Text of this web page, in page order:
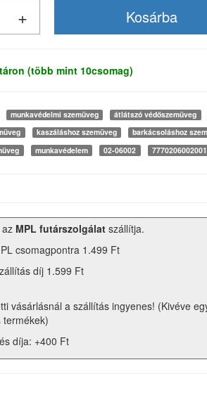
(több mint 10csomag)
munkavédelmi szemüveg átlátszó védőszemüveg
kaszáláshoz szemüveg
barkácsoláshoz
munkavédelem 02-06002 7770206002001
MPL futárszolgálat szállítja.
csomagpontra 1.499 Ft
díj 1.599 Ft
vásárlásnál a szállítás ingyenes! (Kivéve
díja: +400 Ft